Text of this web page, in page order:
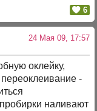
6
24 Мая 09, 17:57
оклейку,
-
наливают